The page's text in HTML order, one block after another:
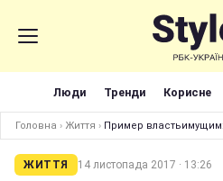
Люди Тренди Корисне
Головна › Життя › Пример
ЖИТТЯ 14 листопада 2017 · 13:26